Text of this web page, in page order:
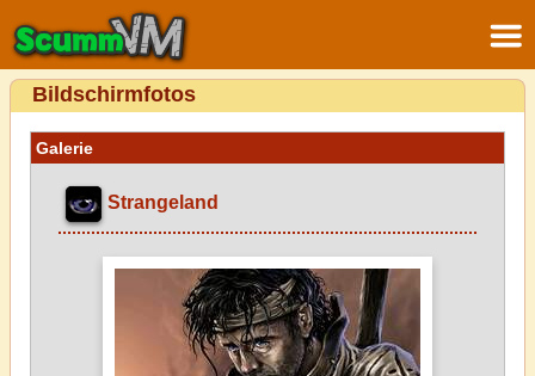
Bildschirmfotos
Galerie
Strangeland